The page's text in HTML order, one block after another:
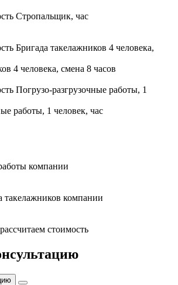
4 человека, смена 8 часов
работы, 1 человек, час
стоимость